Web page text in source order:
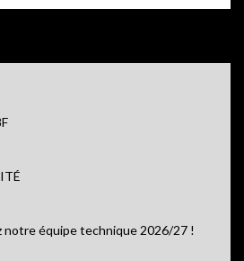
notre équipe technique 2026/27 !